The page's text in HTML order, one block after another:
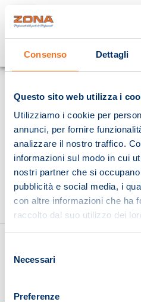
Consenso Dettagli
Questo sito web utilizza i
Utilizziamo i cookie per
annunci, per fornire
analizzare il nostro traffico.
informazioni sul modo in cui
nostri partner che si
pubblicità e social media, i
con altre informazioni che ha
raccolto dal suo utilizzo dei
delNecessari
Preferenze
Cosa stai cercando?